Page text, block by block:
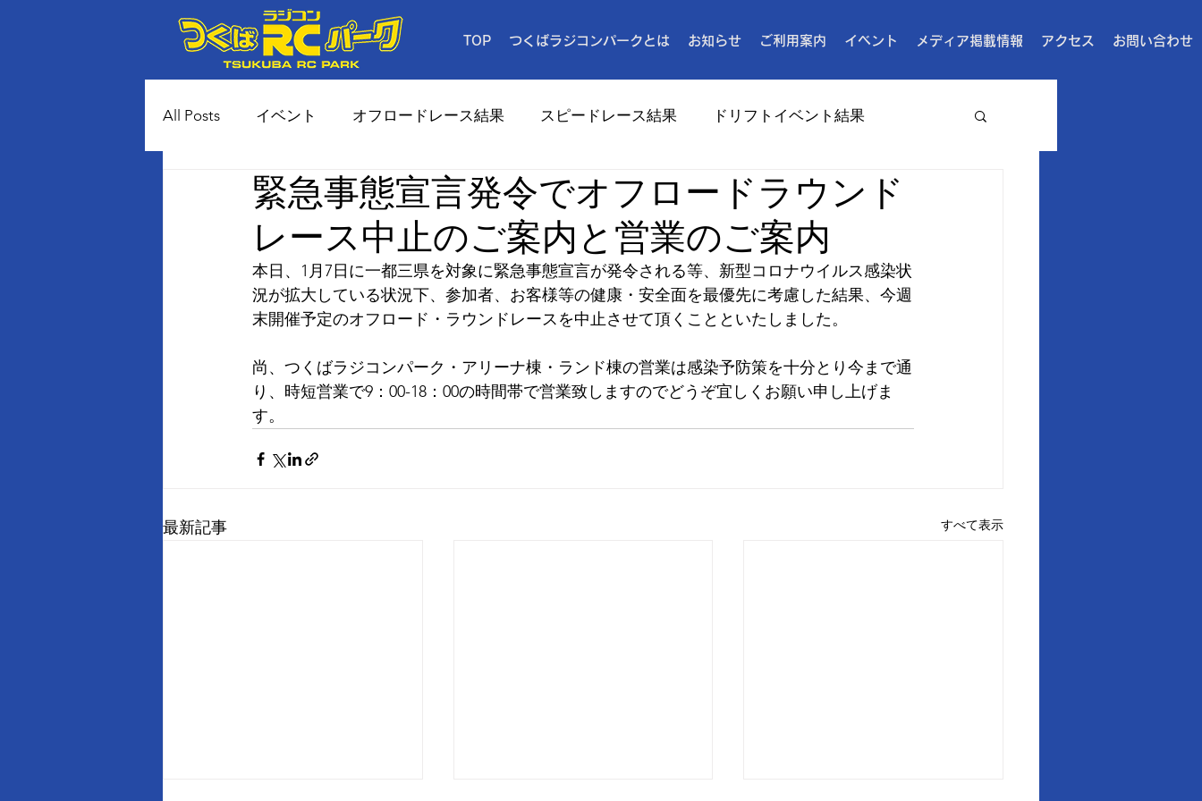
TOP つくばラジコンパークとは お知らせ ご利用案内 イベント メディア掲載情報 アクセス お問い合わせ
All Posts イベント オフロードレース結果 スピードレース結果 ドリフトイベント結果
80年代風 土コースイベント メディア
緊急事態宣言発令でオフロードラウンド
レース中止のご案内と営業のご案内
本日、1月7日に一都三県を対象に緊急事態宣言が発令される等、新型コロナウイルス感染状
況が拡大している状況下、参加者、お客様等の健康・安全面を最優先に考慮した結果、今週
末開催予定のオフロード・ラウンドレースを中止させて頂くことといたしました。
尚、つくばラジコンパーク・アリーナ棟・ランド棟の営業は感染予防策を十分とり今まで通
り、時短営業で9：00-18：00の時間帯で営業致しますのでどうぞ宜しくお願い申し上げま
す。
最新記事 すべて表示